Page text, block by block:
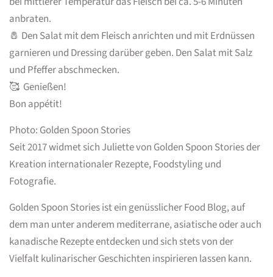
anbraten.
🧂 Den Salat mit dem Fleisch anrichten und mit Erdnüssen
garnieren und Dressing darüber geben. Den Salat mit Salz
und Pfeffer abschmecken.
🥰 Genießen!
Bon appétit!
Photo: Golden Spoon Stories
Seit 2017 widmet sich Juliette von Golden Spoon Stories der
Kreation internationaler Rezepte, Foodstyling und
Fotografie.
Golden Spoon Stories ist ein genüsslicher Food Blog, auf
dem man unter anderem mediterrane, asiatische oder auch
kanadische Rezepte entdecken und sich stets von der
Vielfalt kulinarischer Geschichten inspirieren lassen kann.